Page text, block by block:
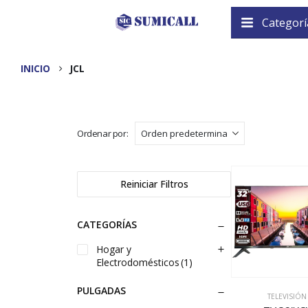
INICIO JCL
Ordenar por:
Reiniciar Filtros
CATEGORÍAS
Hogar y
Electrodomésticos(1)
PULGADAS TELEVISIÓN